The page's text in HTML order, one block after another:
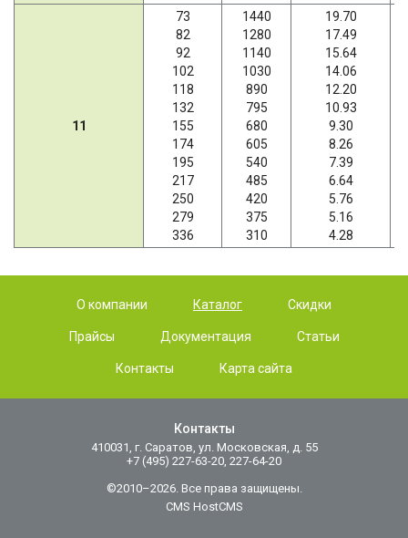
11
73
82
92
102
118
132
155
174
195
217
250
279
336
1440
1280
1140
1030
890
795
680
605
540
485
420
375
310
19.70
17.49
15.64
14.06
12.20
10.93
9.30
8.26
7.39
6.64
5.76
5.16
4.28
О компании Каталог Скидки
Прайсы Документация Статьи
Контакты Карта сайта
Контакты
410031, г. Саратов, ул. Московская, д. 55
+7 (495) 227-63-20, 227-64-20
©2010–2026. Все права защищены.
CMS HostCMS